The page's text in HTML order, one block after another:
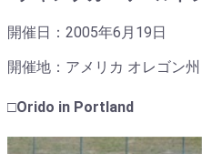
開催日：2005年6月19日
開催地：アメリカ オレゴン
□Orido in Portland